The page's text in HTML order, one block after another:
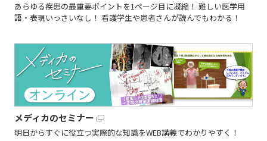
あらゆる疾患の最重要ポイントを1ページ目に凝縮！ 難しい医学用
語・表現いっさいなし！ 看護学生や患者さんが読んでもわかる！
メディカのセミナー
明日からすぐに役立つ実際的な知識をWEB講義でわかりやすく！